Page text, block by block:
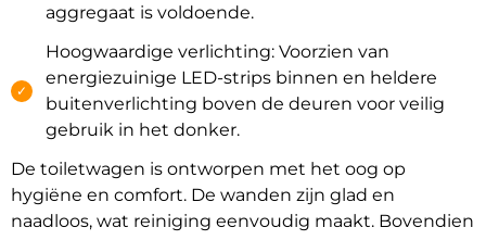
aggregaat is voldoende.
✓
Hoogwaardige verlichting: Voorzien van
energiezuinige LED-strips binnen en heldere
buitenverlichting boven de deuren voor veilig
gebruik in het donker.
De toiletwagen is ontworpen met het oog op
hygiëne en comfort. De wanden zijn glad en
naadloos, wat reiniging eenvoudig maakt. Bovendien